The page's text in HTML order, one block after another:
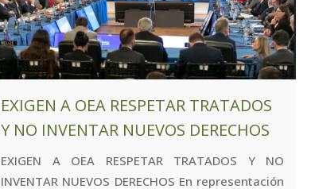
EXIGEN A OEA RESPETAR TRATADOS
Y NO INVENTAR NUEVOS DERECHOS
EXIGEN A OEA RESPETAR TRATADOS Y NO
INVENTAR NUEVOS DERECHOS En representación